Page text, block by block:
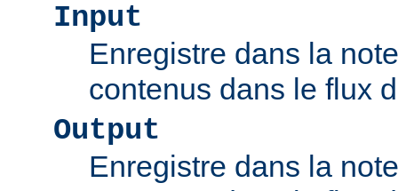
Input
Enregistre dans la
contenus dans le flux
Output
Enregistre dans la